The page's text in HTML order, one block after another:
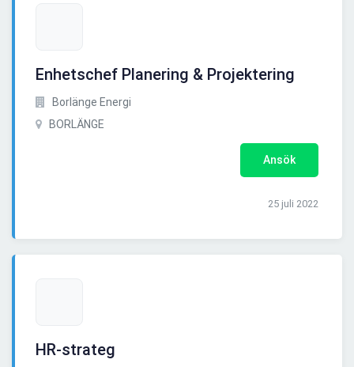
Enhetschef Planering & Projektering
Borlänge Energi
BORLÄNGE
Ansök
25 juli 2022
HR-strateg